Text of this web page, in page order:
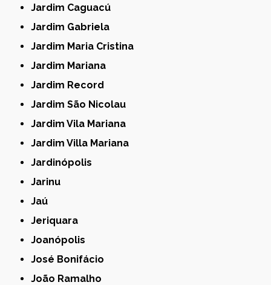
Jardim Caguacú
Jardim Gabriela
Jardim Maria Cristina
Jardim Mariana
Jardim Record
Jardim São Nicolau
Jardim Vila Mariana
Jardim Villa Mariana
Jardinópolis
Jarinu
Jaú
Jeriquara
Joanópolis
José Bonifácio
João Ramalho